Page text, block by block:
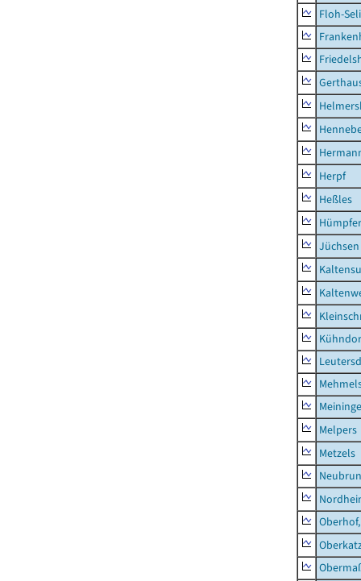
Floh-
Herpf
Heßles
Jüchsen
Melpers
Metzels